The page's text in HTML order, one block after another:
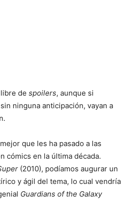
de spoilers, aunque si
ninguna anticipación, vayan a
que les ha pasado a las
cómics en la última década.
(2010), podíamos augurar un
y ágil del tema, lo cual vendría
Guardians of the Galaxy